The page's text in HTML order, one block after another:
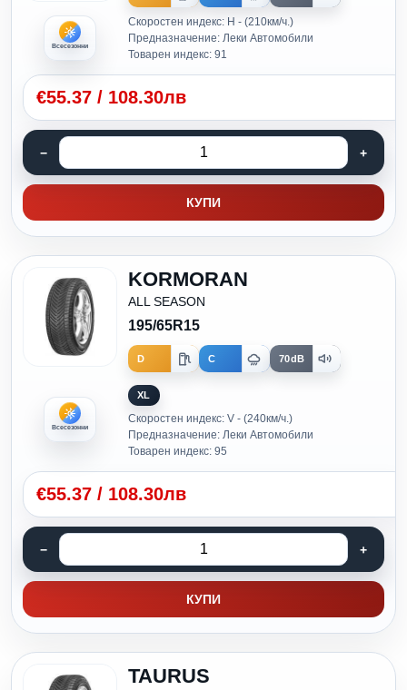
Всесезонни
Скоростен индекс: H - (210км/ч.)
Предназначение: Леки Автомобили
Товарен индекс: 91
€55.37 / 108.30лв
КУПИ
Всесезонни
KORMORAN
ALL SEASON
195/65R15
D C 70dB
XL
Скоростен индекс: V - (240км/ч.)
Предназначение: Леки Автомобили
Товарен индекс: 95
€55.37 / 108.30лв
КУПИ
TAURUS